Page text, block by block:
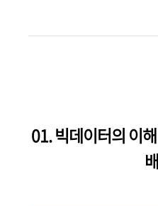
01. 빅데이터의 이